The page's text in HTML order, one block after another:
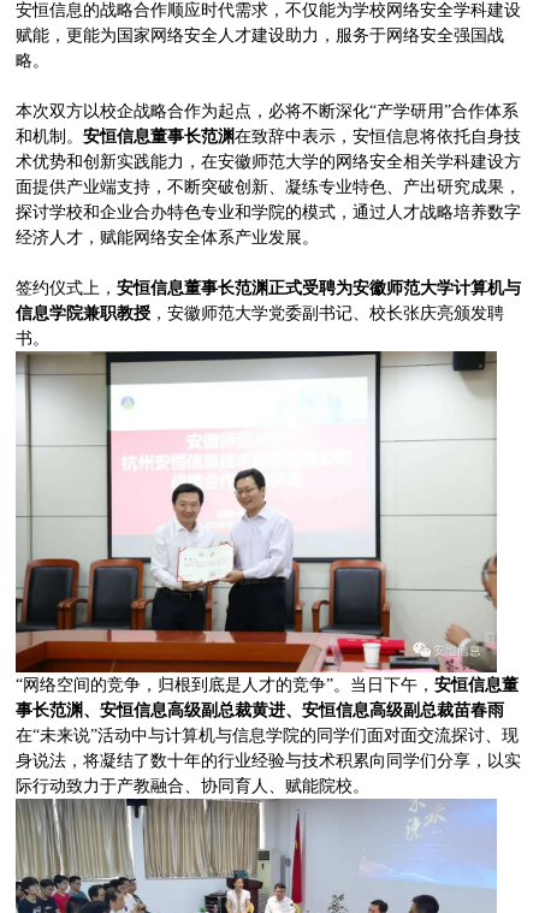
安恒信息的战略合作顺应时代需求，不仅能为学校网络安全学科建设
赋能，更能为国家网络安全人才建设助力，服务于网络安全强国战
略。
本次双方以校企战略合作为起点，必将不断深化“产学研用”合作体系
和机制。安恒信息董事长范渊在致辞中表示，安恒信息将依托自身技
术优势和创新实践能力，在安徽师范大学的网络安全相关学科建设方
面提供产业端支持，不断突破创新、凝练专业特色、产出研究成果，
探讨学校和企业合办特色专业和学院的模式，通过人才战略培养数字
经济人才，赋能网络安全体系产业发展。
签约仪式上，安恒信息董事长范渊正式受聘为安徽师范大学计算机与
信息学院兼职教授 ，安徽师范大学党委副书记、校长张庆亮颁发聘
书。
“网络空间的竞争，归根到底是人才的竞争”。当日下午，安恒信息董
事长范渊、安恒信息高级副总裁黄进、安恒信息高级副总裁苗春雨
在“未来说”活动中与计算机与信息学院的同学们面对面交流探讨、现
身说法，将凝结了数十年的行业经验与技术积累向同学们分享，以实
际行动致力于产教融合、协同育人、赋能院校。